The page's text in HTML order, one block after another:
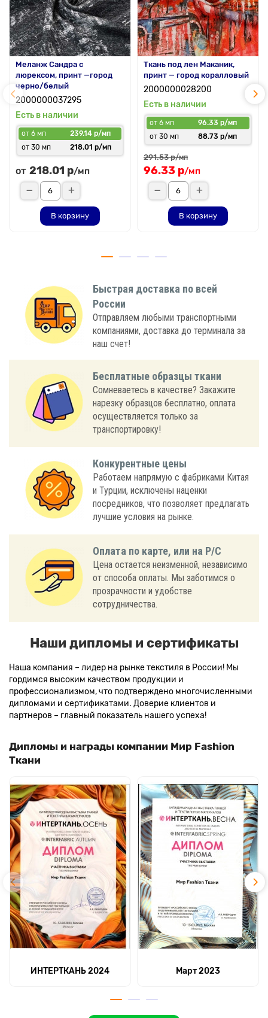
Меланж Сандра с
люрексом, принт —город
черно/белый
2000000037295
Есть в наличии
от 6 мп
239.14 р/мп
от 30 мп
218.01 р/мп
от 218.01 р/мп
В корзину
Ткань под лен Маканик,
принт — город коралловый
2000000028200
Есть в наличии
от 6 мп
96.33 р/мп
от 30 мп
88.73 р/мп
291.53 р/мп
96.33 р/мп
В корзину
Быстрая доставка по всей
России
Отправляем любыми транспортными
компаниями, доставка до терминала за
наш счет!
Бесплатные образцы ткани
Сомневаетесь в качестве? Закажите
нарезку образцов бесплатно, оплата
осуществляется только за
транспортировку!
Конкурентные цены
Работаем напрямую с фабриками Китая
и Турции, исключены наценки
посредников, что позволяет предлагать
лучшие условия на рынке.
Оплата по карте, или на Р/С
Цена остается неизменной, независимо
от способа оплаты. Мы заботимся о
прозрачности и удобстве
сотрудничества.
Наши дипломы и сертификаты
Наша компания – лидер на рынке текстиля в России! Мы
гордимся высоким качеством продукции и
профессионализмом, что подтверждено многочисленными
дипломами и сертификатами. Доверие клиентов и
партнеров – главный показатель нашего успеха!
Дипломы и награды компании Мир Fashion
Ткани
ИНТЕРТКАНЬ 2024 Март 2023